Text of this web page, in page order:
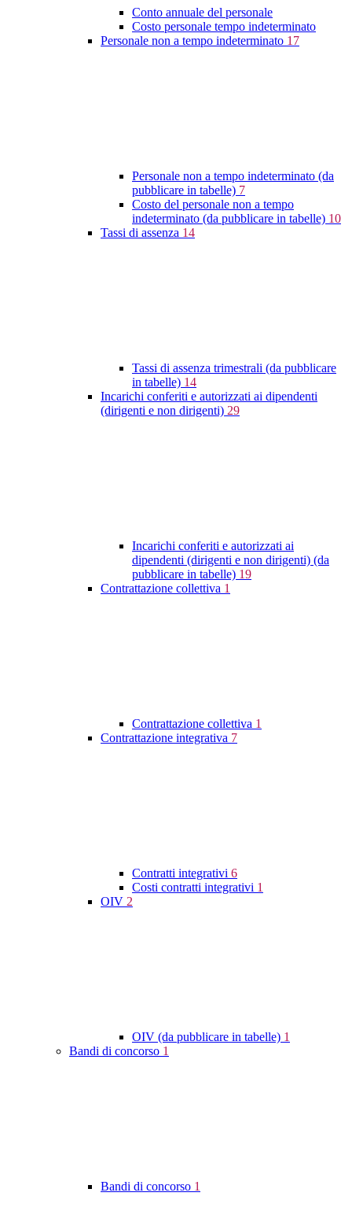
Conto annuale del personale
Costo personale tempo indeterminato
Personale non a tempo indeterminato 17
Personale non a tempo indeterminato (da
pubblicare in tabelle) 7
Costo del personale non a tempo
indeterminato (da pubblicare in tabelle) 10
Tassi di assenza 14
Tassi di assenza trimestrali (da pubblicare
in tabelle) 14
Incarichi conferiti e autorizzati ai dipendenti
(dirigenti e non dirigenti) 29
Incarichi conferiti e autorizzati ai
dipendenti (dirigenti e non dirigenti) (da
pubblicare in tabelle) 19
Contrattazione collettiva 1
Contrattazione collettiva 1
Contrattazione integrativa 7
Contratti integrativi 6
Costi contratti integrativi 1
OIV 2
OIV (da pubblicare in tabelle) 1
Bandi di concorso 1
Bandi di concorso 1